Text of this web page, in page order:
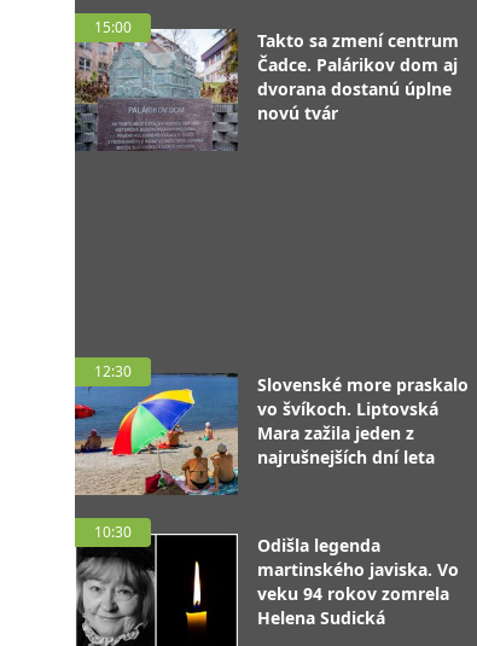
15:00
Takto sa zmení centrum
Čadce. Palárikov dom aj
dvorana dostanú úplne
novú tvár
12:30
Slovenské more praskalo
vo švíkoch. Liptovská
Mara zažila jeden z
najrušnejších dní leta
10:30
Odišla legenda
martinského javiska. Vo
veku 94 rokov zomrela
Helena Sudická